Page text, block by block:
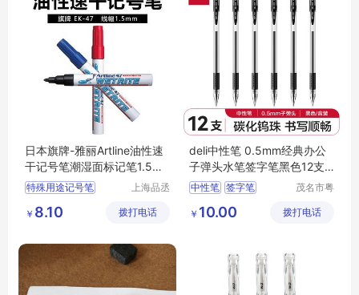
日本旗牌-雅丽Artline油性速
干记号笔潮湿面标记笔1.5m
m圆头EK-47
特殊用途记号笔
环保型记号笔
上海品丞
公司
￥ 8.10 拨打电话
deli中性笔 0.5mm经典办公
子弹头水笔签字笔黑色12支/
盒6600ES
中性笔 签字笔
水笔
茂名市粤
限公司
￥ 10.00 拨打电话